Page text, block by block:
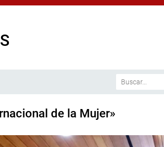
de la Mujer»